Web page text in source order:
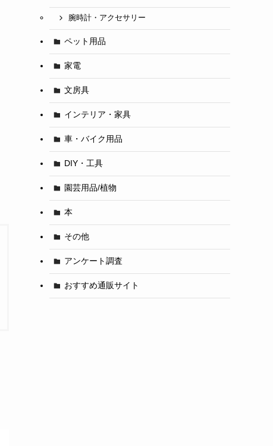
腕時計・アクセサリー
ペット用品
家電
文房具
インテリア・家具
車・バイク用品
DIY・工具
園芸用品/植物
本
その他
アンケート調査
おすすめ通販サイト